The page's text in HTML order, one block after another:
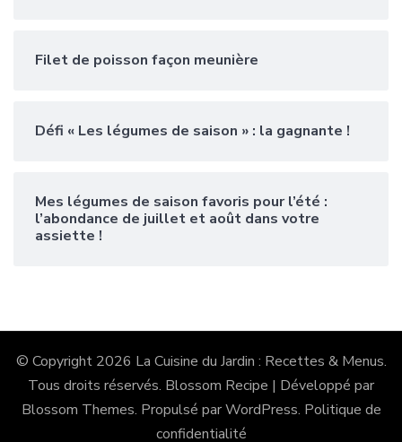
Filet de poisson façon meunière
Défi « Les légumes de saison » : la gagnante !
Mes légumes de saison favoris pour l’été :
l’abondance de juillet et août dans votre
assiette !
© Copyright 2026 La Cuisine du Jardin : Recettes & Menus.
Tous droits réservés. Blossom Recipe | Développé par
Blossom Themes. Propulsé parWordPress. Politique de
confidentialité